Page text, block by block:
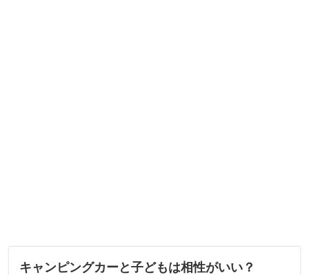
キャンピングカーと子どもは相性がいい？